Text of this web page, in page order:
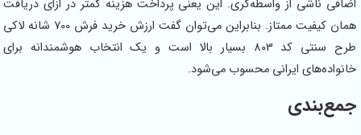
ناشی از واسطه‌گری. این یعنی پرداخت هزینه کمتر در ازای دریافت
همان کیفیت ممتاز. بنابراین می‌توان گفت ارزش خرید فرش 700 شانه لاکی
طرح سنتی کد 803 بسیار بالا است و یک انتخاب هوشمندانه برای
ایرانی محسوب می‌شود.